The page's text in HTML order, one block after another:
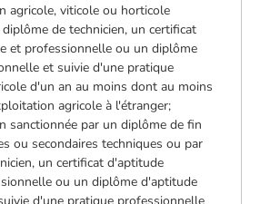
viticole ou horticole
de technicien, un certificat
et professionnelle ou un diplôme
et suivie d'une pratique
d'un an au moins dont au moins
agricole à l'étranger;
par un diplôme de fin
ou secondaires techniques ou par
un certificat d'aptitude
ou un diplôme d'aptitude
d'une pratique professionnelle